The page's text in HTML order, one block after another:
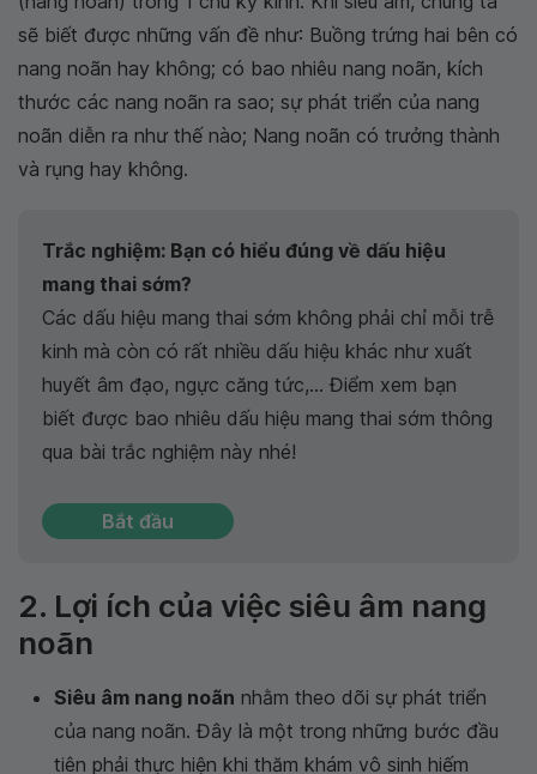
sẽ biết được những vấn đề như: Buồng trứng hai bên có
nang noãn hay không; có bao nhiêu nang noãn, kích
thước các nang noãn ra sao; sự phát triển của nang
noãn diễn ra như thế nào; Nang noãn có trưởng thành
và rụng hay không.
Trắc nghiệm: Bạn có hiểu đúng về dấu hiệu
mang thai sớm?
Các dấu hiệu mang thai sớm không phải chỉ mỗi trễ
kinh mà còn có rất nhiều dấu hiệu khác như xuất
huyết âm đạo, ngực căng tức,… Điểm xem bạn
biết được bao nhiêu dấu hiệu mang thai sớm thông
qua bài trắc nghiệm này nhé!
Bắt đầu
2. Lợi ích của việc siêu âm nang
noãn
Siêu âm nang noãn nhằm theo dõi sự phát triển
của nang noãn. Đây là một trong những bước đầu
tiên phải thực hiện khi thăm khám vô sinh hiếm